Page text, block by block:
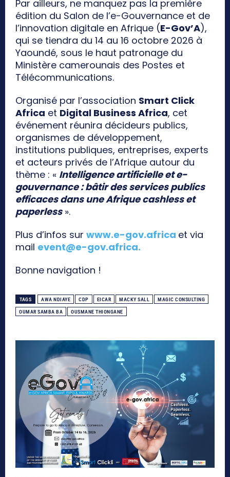
Par ailleurs, ne manquez pas la première
édition du Salon de l’e-Gouvernance et de
l’innovation digitale en Afrique (E-Gov’A),
qui se tiendra du 14 au 16 octobre 2026 à
Yaoundé, sous le haut patronage du
Ministère camerounais des Postes et
Télécommunications.
Organisé par l’association Smart Click
Africa et Digital Business Africa, cet
événement réunira décideurs publics,
organismes de développement,
institutions publiques, entreprises, experts
et acteurs privés de l’Afrique autour du
thème : « Intelligence artificielle et e-
gouvernance : bâtir des services publics
efficaces dans une Afrique cashless et
paperless».
Plus d’infos sur www.e-gov.africa et via
mail event@e-gov.africa.
Bonne navigation !
TAGS AWA NDIAYE CDP EICAR MACKY SALL MAGIC CONSULTING
OUMAR SAMBA BA OUSMANE THIONGANE